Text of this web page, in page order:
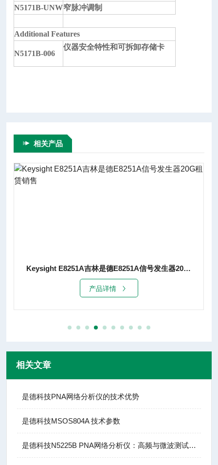
N5171B-UNW窄脉冲调制
Additional Features
N5171B-006
仪器安全特性和可拆卸存储卡
相关产品
Keysight E8251A吉林是德E8251A信号发生器20G租赁销售
产品详情
相关文章
是德科技PNA网络分析仪的技术优势
是德科技MSOS804A 技术参数
是德科技N5225B PNA网络分析仪：高频与微波测试的基石